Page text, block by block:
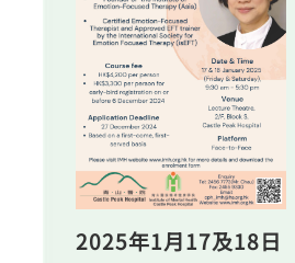
2025年1月17及18日